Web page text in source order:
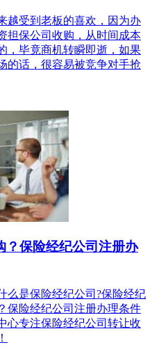
越受到老板的喜欢，因为办
担保公司收购，从时间成本
，毕竟商机转瞬即逝，如果
的话，很容易被竞争对手抢
？保险经纪公司注册办
么是保险经纪公司?保险经纪
保险经纪公司注册办理条件
心专注保险经纪公司转让收